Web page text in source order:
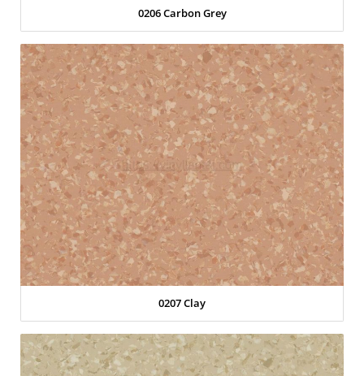
0206 Carbon Grey
0207 Clay